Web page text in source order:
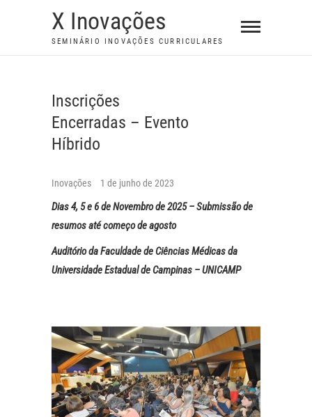
X Inovações
SEMINÁRIO INOVAÇÕES CURRICULARES
Inscrições
Encerradas – Evento
Híbrido
Inovações 1 de junho de 2023
Dias 4, 5 e 6 de Novembro de 2025 – Submissão de
resumos até começo de agosto
Auditório da Faculdade de Ciências Médicas da
Universidade Estadual de Campinas – UNICAMP